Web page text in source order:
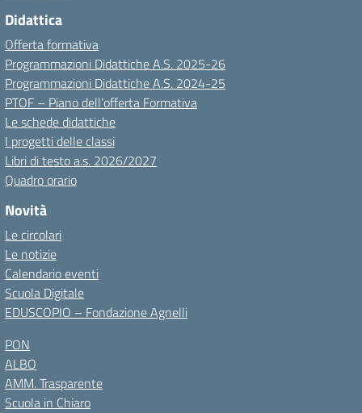
Didattica
Offerta formativa
Programmazioni Didattiche A.S. 2025-26
Programmazioni Didattiche A.S. 2024-25
PTOF – Piano dell’offerta Formativa
Le schede didattiche
I progetti delle classi
Libri di testo a.s. 2026/2027
Quadro orario
Novità
Le circolari
Le notizie
Calendario eventi
Scuola Digitale
EDUSCOPIO – Fondazione Agnelli
PON
ALBO
AMM. Trasparente
Scuola in Chiaro